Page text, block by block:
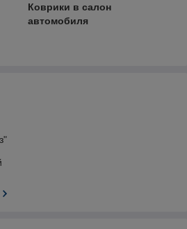
Коврики в салон
автомобиля